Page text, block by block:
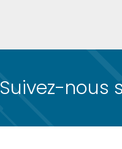
Suivez-nous